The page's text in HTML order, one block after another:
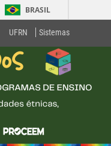
BRASIL
UFRN Sistemas